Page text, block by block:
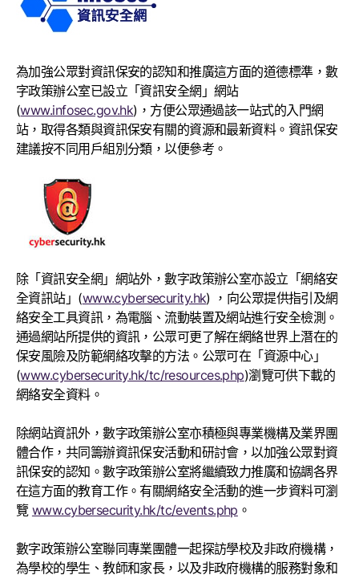
為加強公眾對資訊保安的認知和推廣這方面的道德標準，數
字政策辦公室已設立「資訊安全網」網站
(www.infosec.gov.hk)，方便公眾通過該一站式的入門網
站，取得各類與資訊保安有關的資源和最新資料。資訊保安
建議按不同用戶組別分類，以便參考。
除「資訊安全網」網站外，數字政策辦公室亦設立「網絡安
全資訊站」(www.cybersecurity.hk) ，向公眾提供指引及網
絡安全工具資訊，為電腦、流動裝置及網站進行安全檢測。
通過網站所提供的資訊，公眾可更了解在網絡世界上潛在的
保安風險及防範網絡攻擊的方法。公眾可在「資源中心」
(www.cybersecurity.hk/tc/resources.php)瀏覽可供下載的
網絡安全資料。
除網站資訊外，數字政策辦公室亦積極與專業機構及業界團
體合作，共同籌辦資訊保安活動和研討會，以加強公眾對資
訊保安的認知。數字政策辦公室將繼續致力推廣和協調各界
在這方面的教育工作。有關網絡安全活動的進一步資料可瀏
覽 www.cybersecurity.hk/tc/events.php 。
數字政策辦公室聯同專業團體一起探訪學校及非政府機構，
為學校的學生、教師和家長，以及非政府機構的服務對象和